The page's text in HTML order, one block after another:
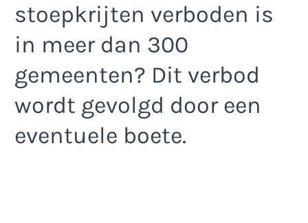
stoepkrijten verboden is
in meer dan 300
gemeenten? Dit verbod
wordt gevolgd door een
eventuele boete.